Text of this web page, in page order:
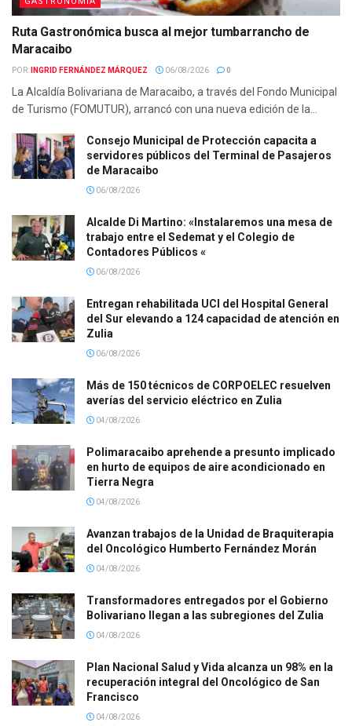
Ruta Gastronómica busca al mejor tumbarrancho de
Maracaibo
POR: INGRID FERNÁNDEZ MÁRQUEZ 06/08/2026 0
La Alcaldía Bolivariana de Maracaibo, a través del Fondo Municipal
de Turismo (FOMUTUR), arrancó con una nueva edición de la...
Consejo Municipal de Protección capacita a
servidores públicos del Terminal de Pasajeros
de Maracaibo
06/08/2026
Alcalde Di Martino: «Instalaremos una mesa de
trabajo entre el Sedemat y el Colegio de
Contadores Públicos «
06/08/2026
Entregan rehabilitada UCI del Hospital General
del Sur elevando a 124 capacidad de atención en
Zulia
06/08/2026
Más de 150 técnicos de CORPOELEC resuelven
averías del servicio eléctrico en Zulia
04/08/2026
Polimaracaibo aprehende a presunto implicado
en hurto de equipos de aire acondicionado en
Tierra Negra
04/08/2026
Avanzan trabajos de la Unidad de Braquiterapia
del Oncológico Humberto Fernández Morán
04/08/2026
Transformadores entregados por el Gobierno
Bolivariano llegan a las subregiones del Zulia
04/08/2026
Plan Nacional Salud y Vida alcanza un 98% en la
recuperación integral del Oncológico de San
Francisco
04/08/2026